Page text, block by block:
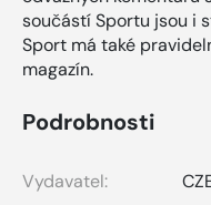
součástí Sportu jsou i
Sport má také
magazín.
Podrobnosti
Vydavatel: